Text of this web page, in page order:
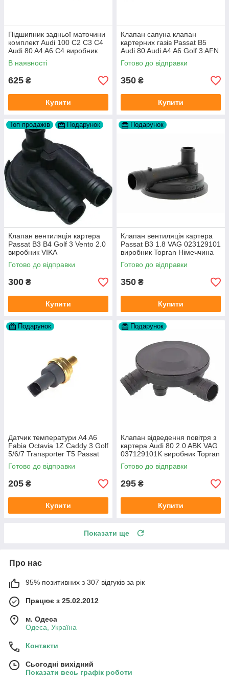
Підшипник задньої маточини
комплект Audi 100 C2 C3 C4
Audi 80 A4 A6 C4 виробник
FAG
В наявності
625 ₴
Купити
Клапан сапуна клапан
картерних газів Passat B5
Audi 80 Audi A4 A6 Golf 3 AFN
1Y AAZ 1Z AFF AEY AAZ AHB
AHU
Готово до відправки
350 ₴
Купити
Топ продажів Подарунок
Клапан вентиляція картера
Passat B3 B4 Golf 3 Vento 2.0
виробник VIKA
Готово до відправки
300 ₴
Купити
Подарунок
Клапан вентиляція картера
Passat B3 1.8 VAG 023129101
виробник Topran Німеччина
Готово до відправки
350 ₴
Купити
Подарунок
Датчик температури A4 A6
Fabia Octavia 1Z Caddy 3 Golf
5/6/7 Transporter T5 Passat
B6 (колір сірий)
Готово до відправки
205 ₴
Купити
Подарунок
Клапан відведення повітря з
картера Audi 80 2.0 ABK VAG
037129101K виробник Topran
Німеччина
Готово до відправки
295 ₴
Купити
Показати ще
Про нас
95% позитивних з 307 відгуків за рік
Працює з 25.02.2012
м. Одеса
Одеса, Україна
Контакти
Сьогодні вихідний
Показати весь графік роботи